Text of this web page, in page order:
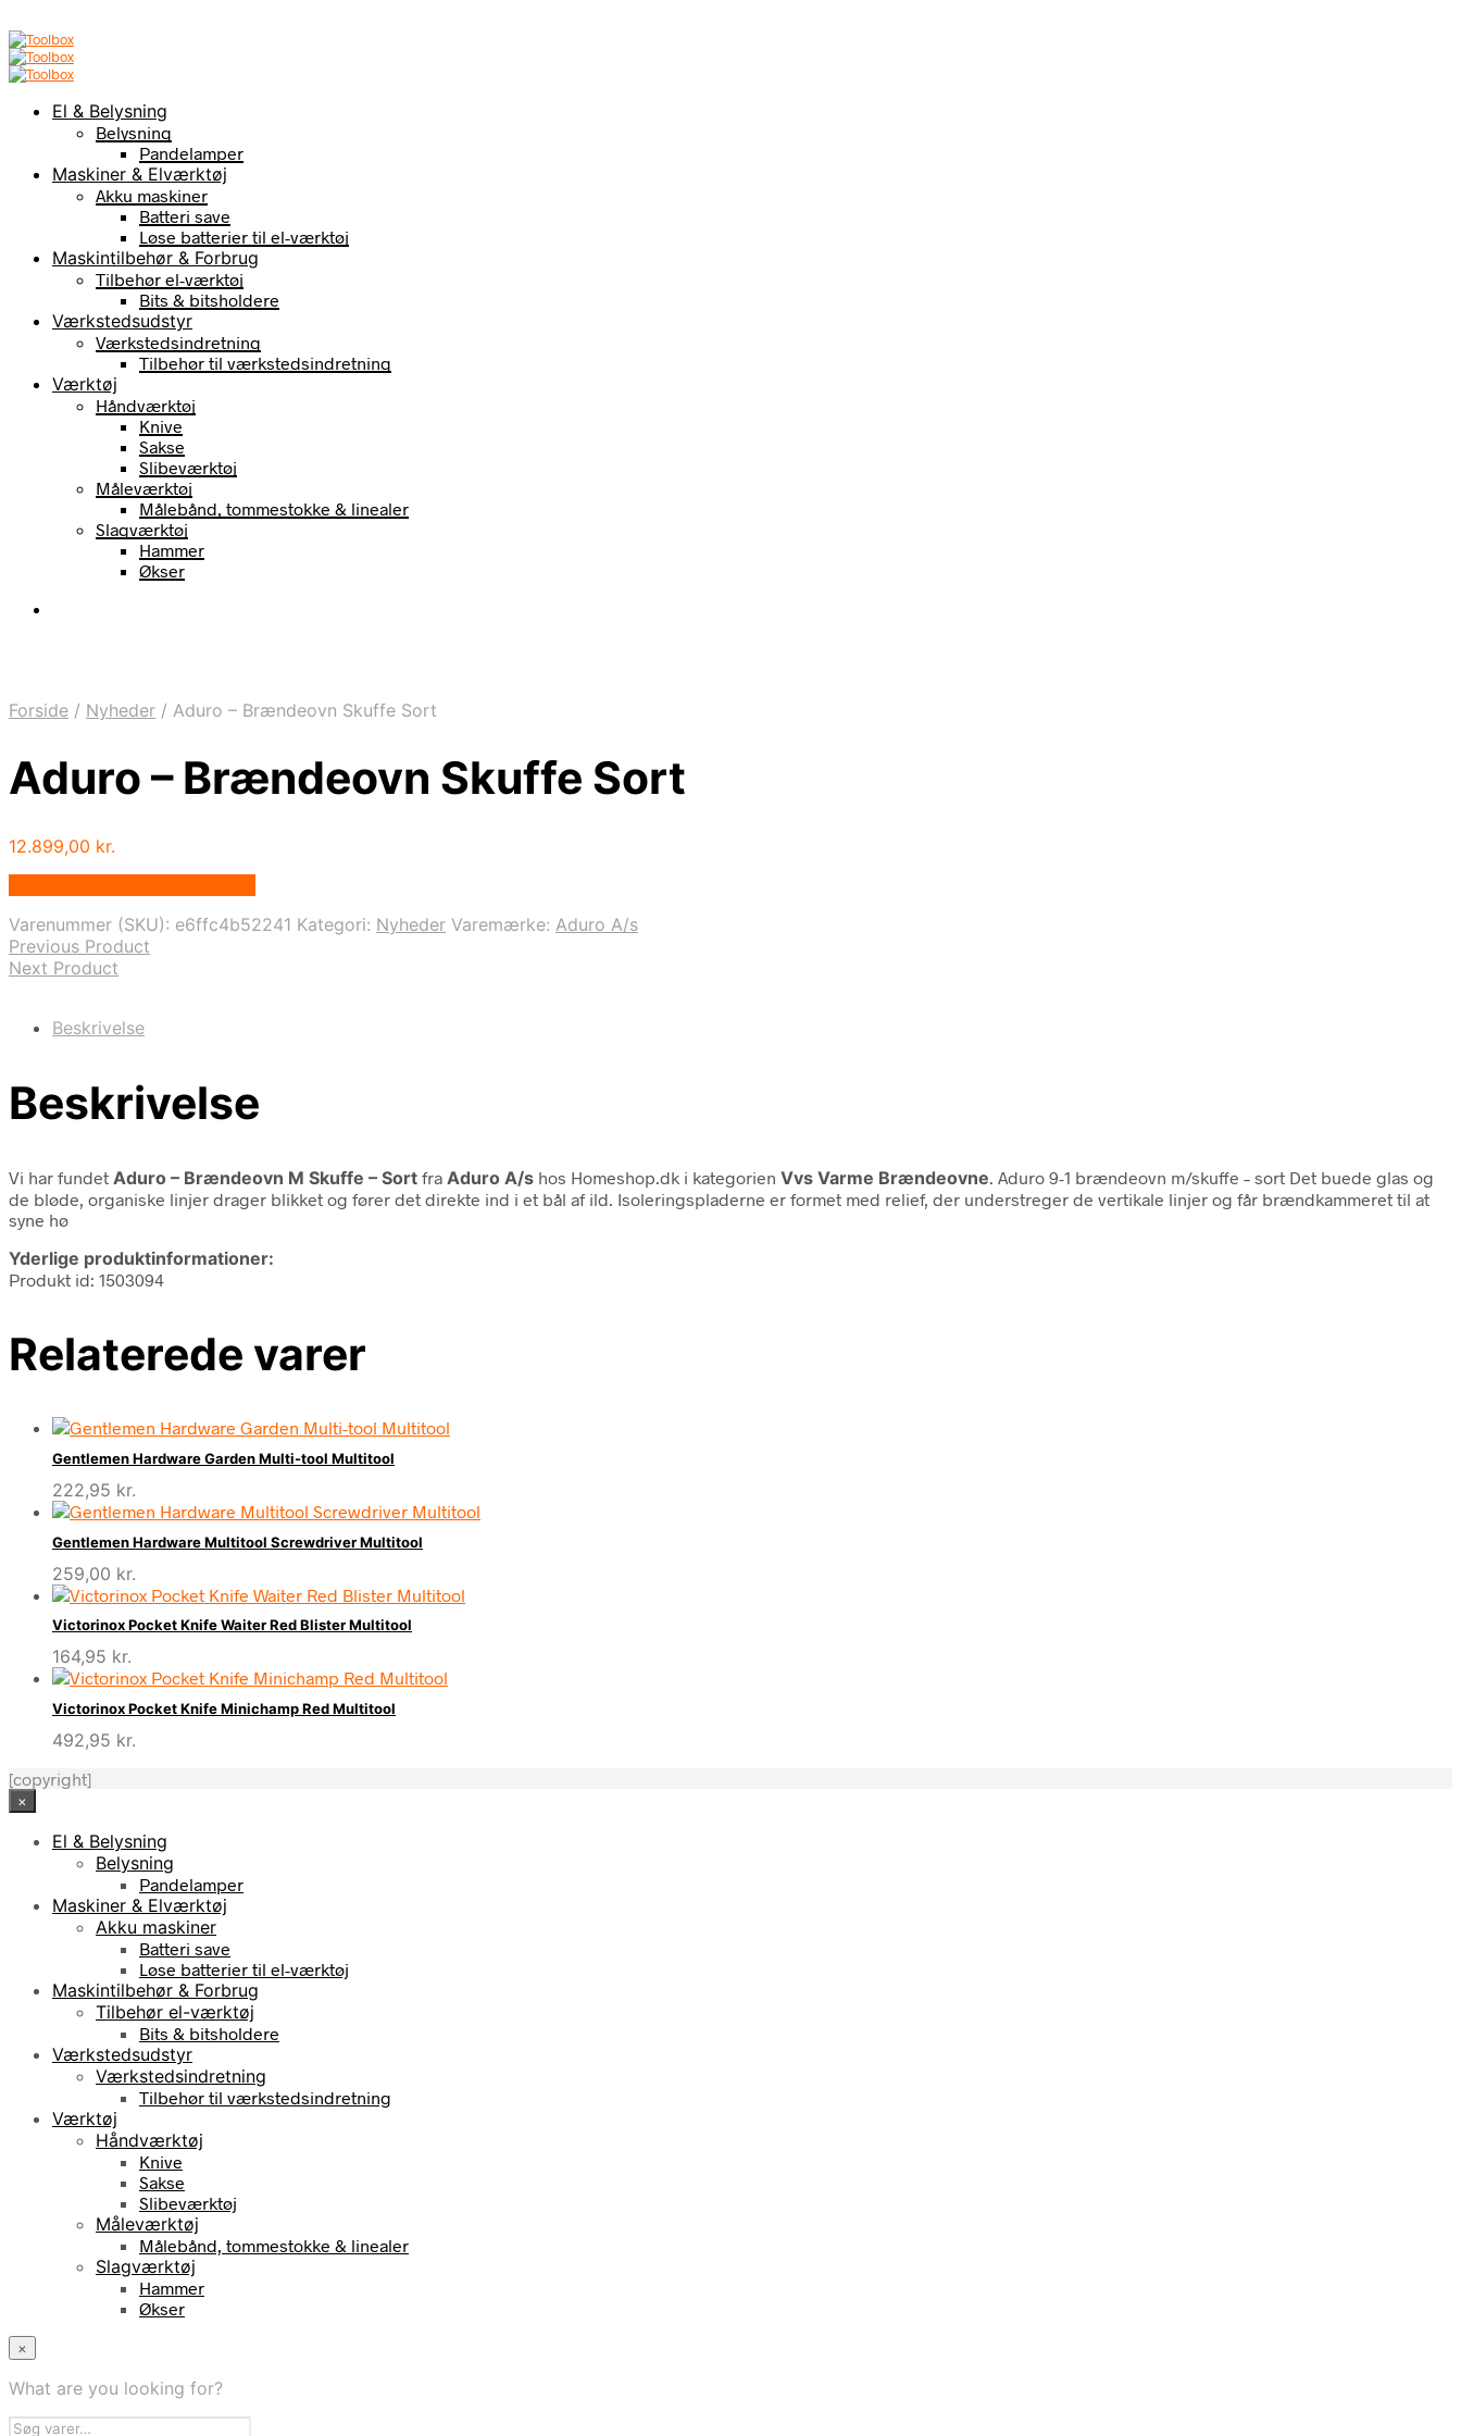
El & Belysning
Belysning
Pandelamper
Maskiner & Elværktøj
Akku maskiner
Batteri save
Løse batterier til el-værktøj
Maskintilbehør & Forbrug
Tilbehør el-værktøj
Bits & bitsholdere
Værkstedsudstyr
Værkstedsindretning
Tilbehør til værkstedsindretning
Værktøj
Håndværktøj
Knive
Sakse
Slibeværktøj
Måleværktøj
Målebånd, tommestokke & linealer
Slagværktøj
Hammer
Økser
Forside / Nyheder / Aduro – Brændeovn Skuffe Sort
Aduro – Brændeovn Skuffe Sort
12.899,00 kr.
Varenummer (SKU): e6ffc4b52241 Kategori: Nyheder Varemærke: Aduro A/s
Previous Product
Next Product
Beskrivelse
Beskrivelse
Vi har fundet Aduro – Brændeovn M Skuffe – Sort fra Aduro A/s hos Homeshop.dk i kategorien Vvs Varme Brændeovne . Aduro 9-1 brændeovn m/skuffe – sort Det buede glas og
de bløde, organiske linjer drager blikket og fører det direkte ind i et bål af ild. Isoleringspladerne er formet med relief, der understreger de vertikale linjer og får brændkammeret til at
syne hø
Yderlige produktinformationer:
Produkt id: 1503094
Relaterede varer
Gentlemen Hardware Garden Multi-tool Multitool
222,95 kr.
Gentlemen Hardware Multitool Screwdriver Multitool
259,00 kr.
Victorinox Pocket Knife Waiter Red Blister Multitool
164,95 kr.
Victorinox Pocket Knife Minichamp Red Multitool
492,95 kr.
[copyright]
×
El & Belysning
Belysning
Pandelamper
Maskiner & Elværktøj
Akku maskiner
Batteri save
Løse batterier til el-værktøj
Maskintilbehør & Forbrug
Tilbehør el-værktøj
Bits & bitsholdere
Værkstedsudstyr
Værkstedsindretning
Tilbehør til værkstedsindretning
Værktøj
Håndværktøj
Knive
Sakse
Slibeværktøj
Måleværktøj
Målebånd, tommestokke & linealer
Slagværktøj
Hammer
Økser
×
What are you looking for?